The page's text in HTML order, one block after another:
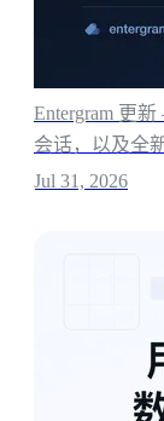
Entergram 更
会话，以及全
Jul 31, 2026